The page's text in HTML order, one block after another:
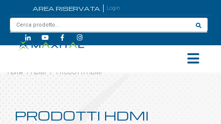
AREA RISERVATA Login
Home / HDMI / PRODOTTI HDMI
PRODOTTI HDMI